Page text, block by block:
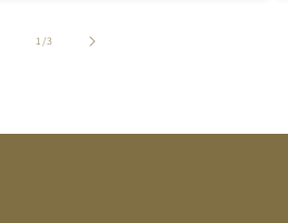
1/de
3